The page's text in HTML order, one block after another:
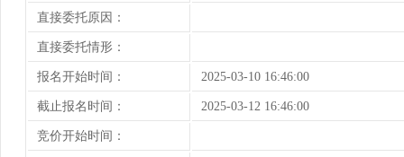
直接委托原因：
直接委托情形：
报名开始时间： 2025-03-10 16:46:00
截止报名时间： 2025-03-12 16:46:00
竞价开始时间：